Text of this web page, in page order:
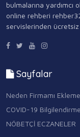
bulmalarına yardımcı
online rehberi
servislerinden ücretsiz
Sayfalar
Neden Firmamı
COVID-19 Bilgilendirme
NÖBETÇİ ECZANELER